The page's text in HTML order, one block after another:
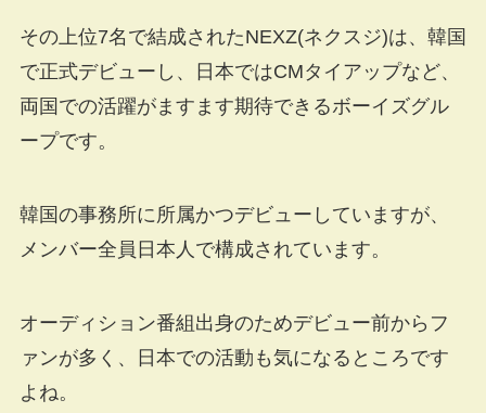
その上位7名で結成されたNEXZ(ネクスジ)は、韓国
で正式デビューし、日本ではCMタイアップなど、
両国での活躍がますます期待できるボーイズグル
ープです。
韓国の事務所に所属かつデビューしていますが、
メンバー全員日本人で構成されています。
オーディション番組出身のためデビュー前からフ
ァンが多く、日本での活動も気になるところです
よね。